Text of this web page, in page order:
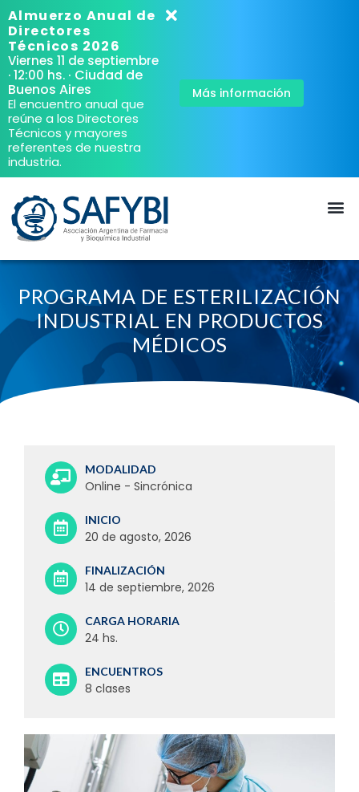
Almuerzo Anual de
Directores
Técnicos 2026
Viernes 11 de septiembre
· 12:00 hs. · Ciudad de
Buenos Aires
El encuentro anual que
reúne a los Directores
Técnicos y mayores
referentes de nuestra
industria.
Más información
PROGRAMA DE ESTERILIZACIÓN
INDUSTRIAL EN PRODUCTOS
MÉDICOS
MODALIDAD
Online - Sincrónica
INICIO
20 de agosto, 2026
FINALIZACIÓN
14 de septiembre, 2026
CARGA HORARIA
24 hs.
ENCUENTROS
8 clases